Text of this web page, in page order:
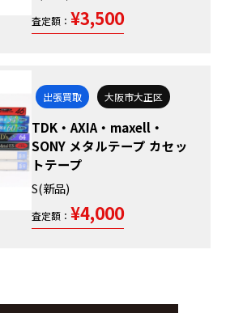
査定額： ¥3,500
出張買取 大阪市大正区
TDK・AXIA・maxell・
SONY メタルテープ カセッ
トテープ
S(新品)
査定額： ¥4,000